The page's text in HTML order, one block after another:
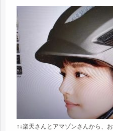
↑↓楽天さんとアマゾンさんから、お